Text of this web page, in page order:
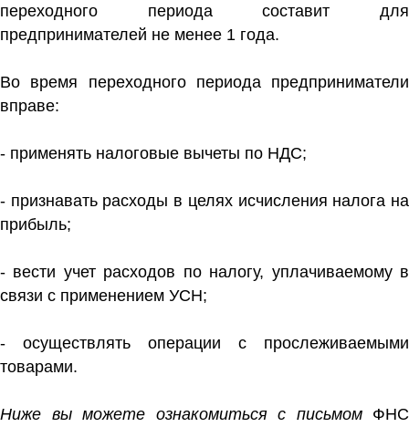
переходного периода составит для
предпринимателей не менее 1 года.
Во время переходного периода предприниматели
вправе:
- применять налоговые вычеты по НДС;
- признавать расходы в целях исчисления налога на
прибыль;
- вести учет расходов по налогу, уплачиваемому в
связи с применением УСН;
- осуществлять операции с прослеживаемыми
товарами.
Ниже вы можете ознакомиться с письмомФНС